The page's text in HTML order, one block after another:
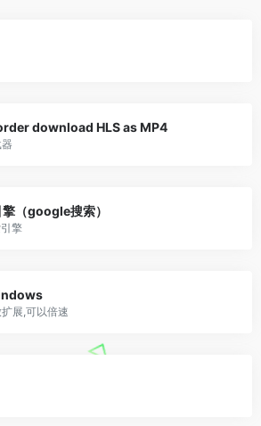
download HLS as MP4
（google搜索）
擎
展,可以倍速